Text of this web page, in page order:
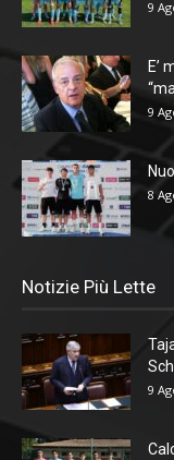
9
E’
9
8
Notizie Più Lette
9